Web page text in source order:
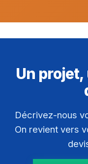
Un
Décrivez-nous
On revient vers